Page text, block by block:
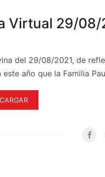
Virtual 29/08/
del 29/08/2021, de
año que la Familia